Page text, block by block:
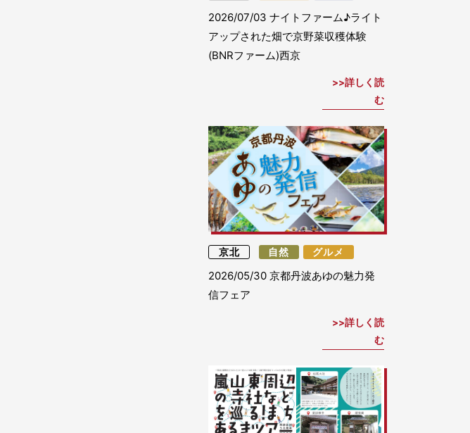
2026/07/03 ナイトファーム♪ライト
アップされた畑で京野菜収穫体験
(BNRファーム)西京
詳しく読
む
京北 自然 グルメ
2026/05/30 京都丹波あゆの魅力発
信フェア
詳しく読
む